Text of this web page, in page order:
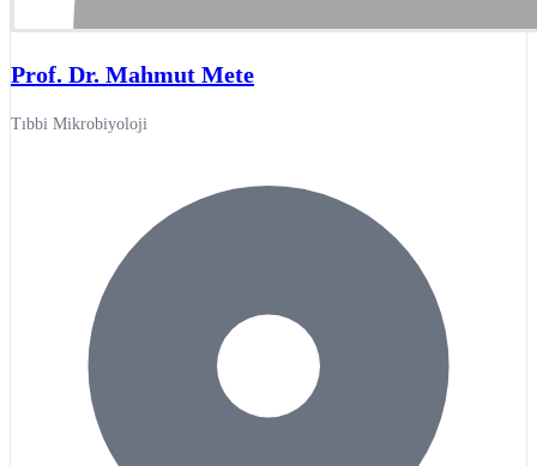
Prof. Dr. Mahmut Mete
Tıbbi Mikrobiyoloji